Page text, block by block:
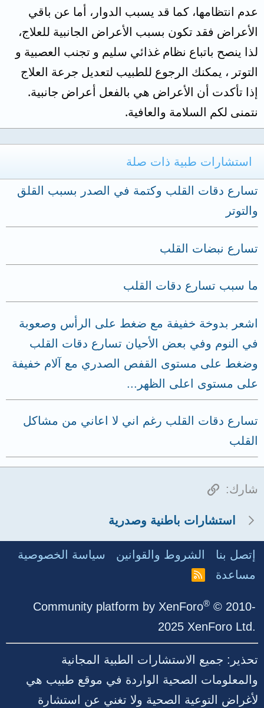
عدم انتظامها، كما قد يسبب الدوار، أما عن باقي
الأعراض فقد تكون بسبب الأعراض الجانبية للعلاج،
لذا ينصح باتباع نظام غذائي سليم و تجنب العصبية و
التوتر ، يمكنك الرجوع للطبيب لتعديل جرعة العلاج
إذا تأكدت أن الأعراض هي بالفعل أعراض جانبية.
نتمنى لكم السلامة والعافية.
استشارات طبية ذات صلة
تسارع دقات القلب وكتمة في الصدر بسبب القلق
والتوتر
تسارع نبضات القلب
ما سبب تسارع دقات القلب
اشعر بدوخة خفيفة مع ضغط على الرأس وصعوبة
في النوم وفي بعض الأحيان تسارع دقات القلب
وضغط على مستوى القفص الصدري مع آلام خفيفة
على مستوى اعلى الظهر...
تسارع دقات القلب رغم اني لا اعاني من مشاكل
القلب
شارك: الرابط
استشارات باطنية وصدرية
إتصل بنا الشروط والقوانين
سياسة الخصوصية
مساعدة
R
Community platform by XenForo® © 2010-
2025 XenForo Ltd.
تحذير: جميع الاستشارات الطبية المجانية
والمعلومات الصحية الواردة في موقع طبيب هي
لأغراض التوعية الصحية ولا تغني عن استشارة